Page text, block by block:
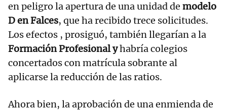
en peligro la apertura de una unidad de modelo
D en Falces, que ha recibido trece solicitudes.
Los efectos , prosiguó, también llegarían a la
Formación Profesional yhabría colegios
concertados con matrícula sobrante al
aplicarse la reducción de las ratios.
Ahora bien, la aprobación de una enmienda de